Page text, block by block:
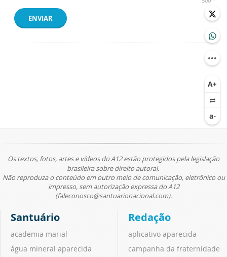
ENVIAR
Os textos, fotos, artes e vídeos do A12 estão protegidos pela legislação
brasileira sobre direito autoral.
Não reproduza o conteúdo em outro meio de comunicação, eletrônico ou
impresso, sem autorização expressa do A12
(faleconosco@santuarionacional.com).
Santuário
academia marial
água mineral aparecida
Redação
aplicativo aparecida
campanha da fraternidade